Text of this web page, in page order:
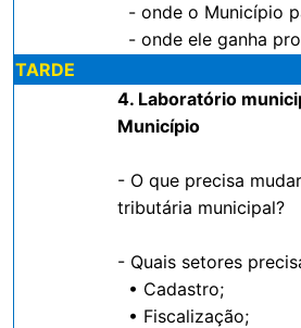
- onde o Município
- onde ele ganha
TARDE
4. Laboratório
Município
- O que precisa
tributária municipal?
- Quais setores
• Cadastro;
• Fiscalização;